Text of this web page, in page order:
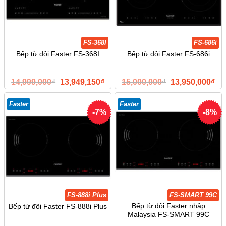
FS-368I
Bếp từ đôi Faster FS-368I
14,999,000₫ Giá
gốc
14,999,000₫.
13,949,150₫Giá
hiện
tại
là:
13,949,150₫.
FS-686i
Bếp từ đôi Faster FS-686i
15,000,000₫ Giá
gốc
15,000,000₫.
13,950,000₫Giá
tại
là:
-7%
Faster
FS-888i Plus
Bếp từ đôi Faster FS-888i Plus
-8%
Faster
FS-SMART 99C
Bếp từ đôi Faster nhập
Malaysia FS-SMART 99C